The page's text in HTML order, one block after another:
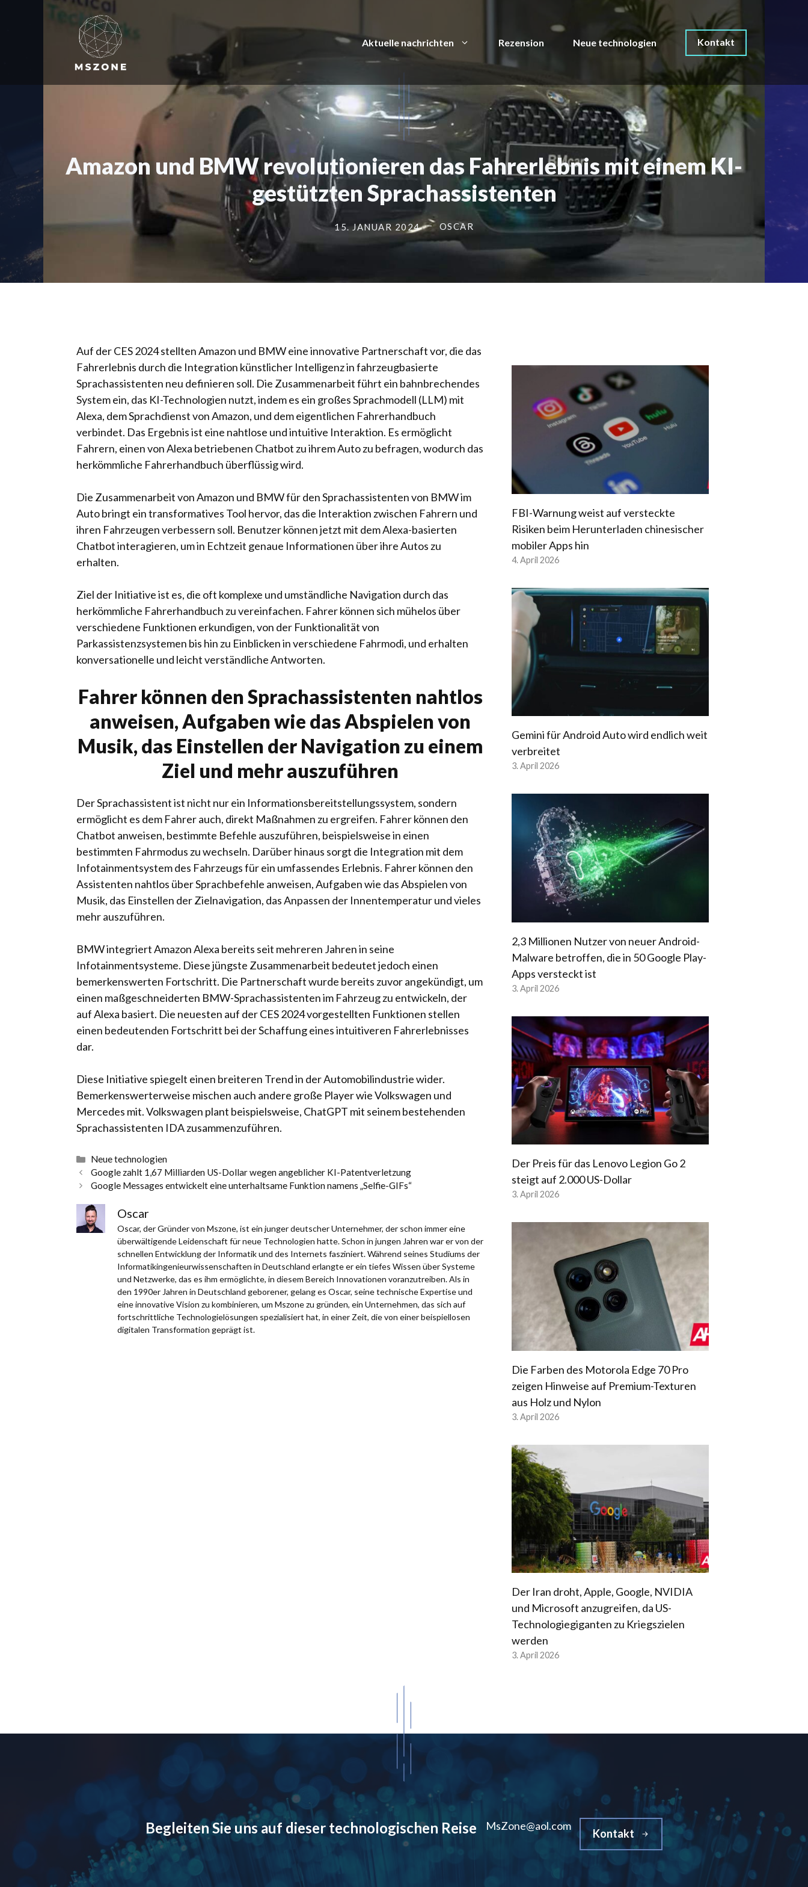
Aktuelle nachrichten Rezension Neue technologien Kontakt
Amazon und BMW revolutionieren das Fahrerlebnis mit einem KI-
gestützten Sprachassistenten
15. JANUAR 2024 OSCAR
Auf der CES 2024 stellten Amazon und BMW eine innovative Partnerschaft vor, die das
Fahrerlebnis durch die Integration künstlicher Intelligenz in fahrzeugbasierte
Sprachassistenten neu definieren soll. Die Zusammenarbeit führt ein bahnbrechendes
System ein, das KI-Technologien nutzt, indem es ein großes Sprachmodell (LLM) mit
Alexa, dem Sprachdienst von Amazon, und dem eigentlichen Fahrerhandbuch
verbindet. Das Ergebnis ist eine nahtlose und intuitive Interaktion. Es ermöglicht
Fahrern, einen von Alexa betriebenen Chatbot zu ihrem Auto zu befragen, wodurch das
herkömmliche Fahrerhandbuch überflüssig wird.
Die Zusammenarbeit von Amazon und BMW für den Sprachassistenten von BMW im
Auto bringt ein transformatives Tool hervor, das die Interaktion zwischen Fahrern und
ihren Fahrzeugen verbessern soll. Benutzer können jetzt mit dem Alexa-basierten
Chatbot interagieren, um in Echtzeit genaue Informationen über ihre Autos zu
erhalten.
Ziel der Initiative ist es, die oft komplexe und umständliche Navigation durch das
herkömmliche Fahrerhandbuch zu vereinfachen. Fahrer können sich mühelos über
verschiedene Funktionen erkundigen, von der Funktionalität von
Parkassistenzsystemen bis hin zu Einblicken in verschiedene Fahrmodi, und erhalten
konversationelle und leicht verständliche Antworten.
Fahrer können den Sprachassistenten nahtlos
anweisen, Aufgaben wie das Abspielen von
Musik, das Einstellen der Navigation zu einem
Ziel und mehr auszuführen
Der Sprachassistent ist nicht nur ein Informationsbereitstellungssystem, sondern
ermöglicht es dem Fahrer auch, direkt Maßnahmen zu ergreifen. Fahrer können den
Chatbot anweisen, bestimmte Befehle auszuführen, beispielsweise in einen
bestimmten Fahrmodus zu wechseln. Darüber hinaus sorgt die Integration mit dem
Infotainmentsystem des Fahrzeugs für ein umfassendes Erlebnis. Fahrer können den
Assistenten nahtlos über Sprachbefehle anweisen, Aufgaben wie das Abspielen von
Musik, das Einstellen der Zielnavigation, das Anpassen der Innentemperatur und vieles
mehr auszuführen.
BMW integriert Amazon Alexa bereits seit mehreren Jahren in seine
Infotainmentsysteme. Diese jüngste Zusammenarbeit bedeutet jedoch einen
bemerkenswerten Fortschritt. Die Partnerschaft wurde bereits zuvor angekündigt, um
einen maßgeschneiderten BMW-Sprachassistenten im Fahrzeug zu entwickeln, der
auf Alexa basiert. Die neuesten auf der CES 2024 vorgestellten Funktionen stellen
einen bedeutenden Fortschritt bei der Schaffung eines intuitiveren Fahrerlebnisses
dar.
Diese Initiative spiegelt einen breiteren Trend in der Automobilindustrie wider.
Bemerkenswerterweise mischen auch andere große Player wie Volkswagen und
Mercedes mit. Volkswagen plant beispielsweise, ChatGPT mit seinem bestehenden
Sprachassistenten IDA zusammenzuführen.
Kategorien
Neue technologien
Google zahlt 1,67 Milliarden US-Dollar wegen angeblicher KI-Patentverletzung
Google Messages entwickelt eine unterhaltsame Funktion namens „Selfie-GIFs“
Oscar
Oscar, der Gründer von Mszone, ist ein junger deutscher Unternehmer, der schon immer eine
überwältigende Leidenschaft für neue Technologien hatte. Schon in jungen Jahren war er von der
schnellen Entwicklung der Informatik und des Internets fasziniert. Während seines Studiums der
Informatikingenieurwissenschaften in Deutschland erlangte er ein tiefes Wissen über Systeme
und Netzwerke, das es ihm ermöglichte, in diesem Bereich Innovationen voranzutreiben. Als in
den 1990er Jahren in Deutschland geborener, gelang es Oscar, seine technische Expertise und
eine innovative Vision zu kombinieren, um Mszone zu gründen, ein Unternehmen, das sich auf
fortschrittliche Technologielösungen spezialisiert hat, in einer Zeit, die von einer beispiellosen
digitalen Transformation geprägt ist.
FBI-Warnung weist auf versteckte
Risiken beim Herunterladen chinesischer
mobiler Apps hin
4. April 2026
Gemini für Android Auto wird endlich weit
verbreitet
3. April 2026
2,3 Millionen Nutzer von neuer Android-
Malware betroffen, die in 50 Google Play-
Apps versteckt ist
3. April 2026
Der Preis für das Lenovo Legion Go 2
steigt auf 2.000 US-Dollar
3. April 2026
Die Farben des Motorola Edge 70 Pro
zeigen Hinweise auf Premium-Texturen
aus Holz und Nylon
3. April 2026
Der Iran droht, Apple, Google, NVIDIA
und Microsoft anzugreifen, da US-
Technologiegiganten zu Kriegszielen
werden
3. April 2026
Begleiten Sie uns auf dieser technologischen Reise MsZone@aol.com
Kontakt